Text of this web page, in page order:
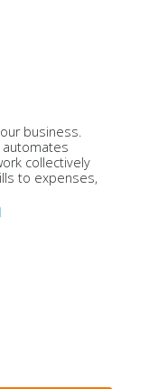
business.
automates
collectively
to expenses,